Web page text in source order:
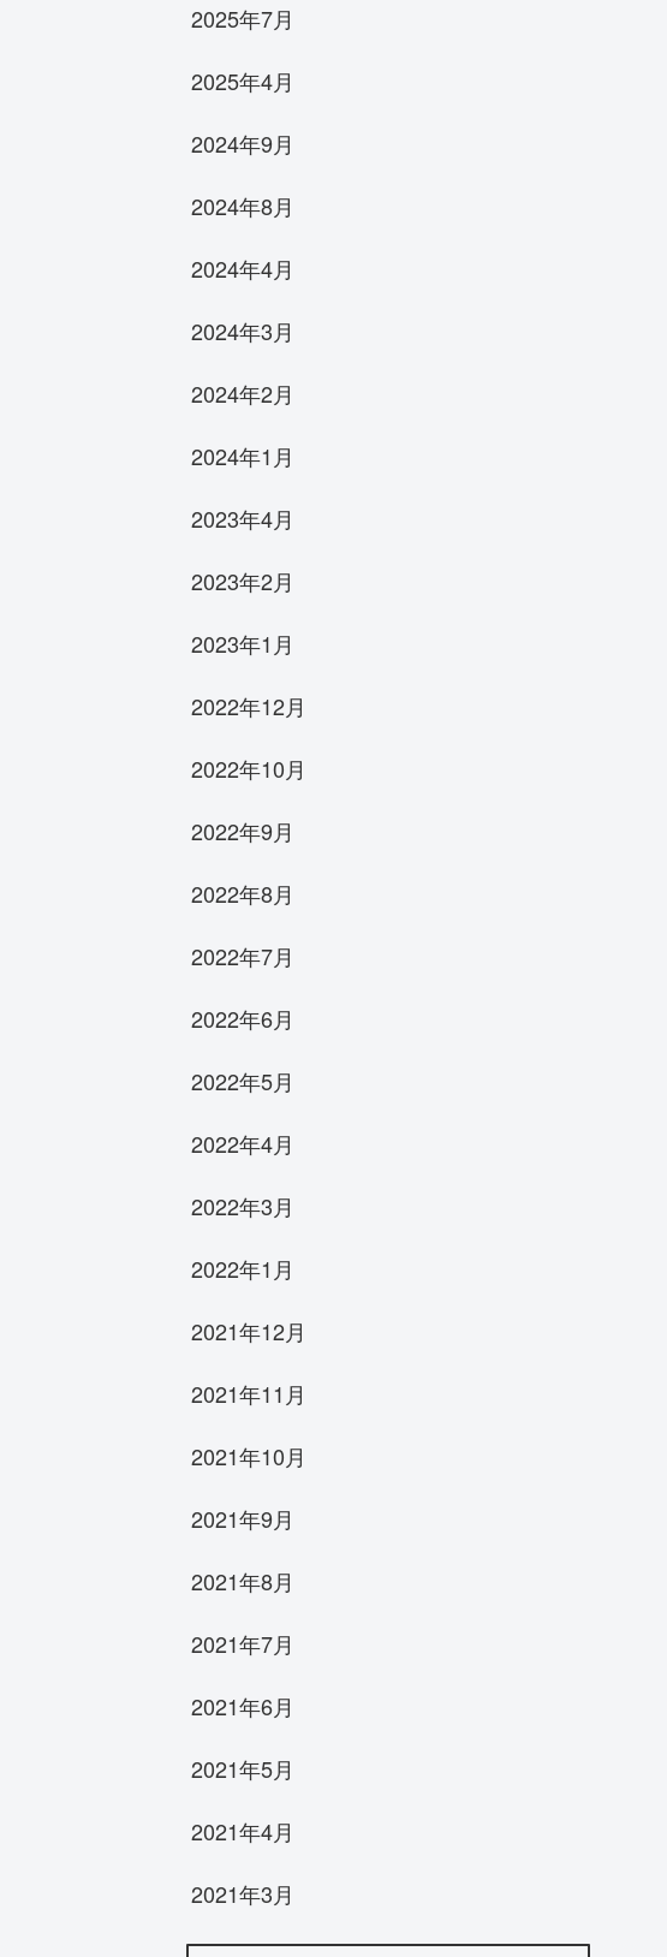
2025年7月
2025年4月
2024年9月
2024年8月
2024年4月
2024年3月
2024年2月
2024年1月
2023年4月
2023年2月
2023年1月
2022年12月
2022年10月
2022年9月
2022年8月
2022年7月
2022年6月
2022年5月
2022年4月
2022年3月
2022年1月
2021年12月
2021年11月
2021年10月
2021年9月
2021年8月
2021年7月
2021年6月
2021年5月
2021年4月
2021年3月